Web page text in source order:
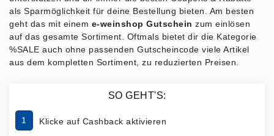
als Sparmöglichkeit für deine Bestellung bieten. Am besten
geht das mit einem e-weinshop Gutschein zum einlösen
auf das gesamte Sortiment. Oftmals bietet dir die Kategorie
%SALE auch ohne passenden Gutscheincode viele Artikel
aus dem kompletten Sortiment, zu reduzierten Preisen.
SO GEHT'S:
1 Klicke auf Cashback aktivieren